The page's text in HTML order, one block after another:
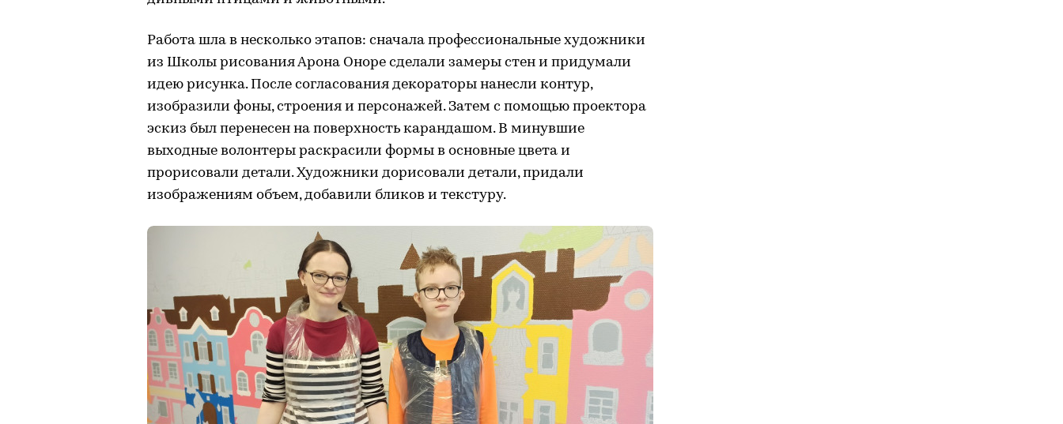
Работа шла в несколько этапов: сначала профессиональные художники
из Школы рисования Арона Оноре сделали замеры стен и придумали
идею рисунка. После согласования декораторы нанесли контур,
изобразили фоны, строения и персонажей. Затем с помощью проектора
эскиз был перенесен на поверхность карандашом. В минувшие
выходные волонтеры раскрасили формы в основные цвета и
прорисовали детали. Художники дорисовали детали, придали
изображениям объем, добавили бликов и текстуру.